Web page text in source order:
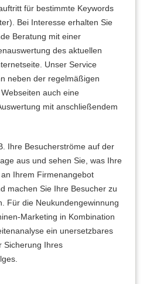
für bestimmte Keywords
Bei Interesse erhalten Sie
Beratung mit einer
des aktuellen
Unser Service
neben der regelmäßigen
auch eine
mit anschließendem
Ihre Besucherströme auf der
aus und sehen Sie, was Ihre
Ihrem Firmenangebot
machen Sie Ihre Besucher zu
Für die Neukundengewinnung
Marketing in Kombination
ein unersetzbares
Sicherung Ihres